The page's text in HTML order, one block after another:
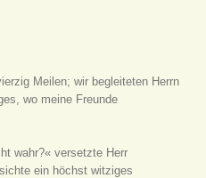
Meilen; wir begleiteten Herrn
wo meine Freunde
wahr?« versetzte Herr
ein höchst witziges